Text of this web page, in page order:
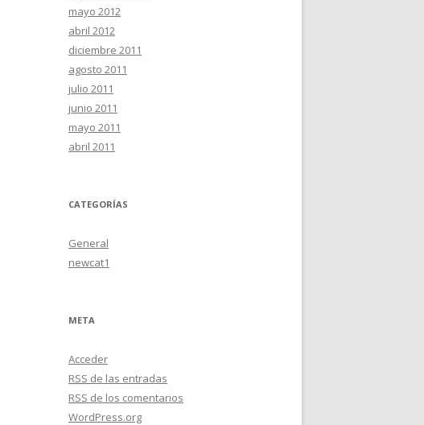
mayo 2012
abril 2012
diciembre 2011
agosto 2011
julio 2011
junio 2011
mayo 2011
abril 2011
CATEGORÍAS
General
newcat1
META
Acceder
RSS de las entradas
RSS de los comentarios
WordPress.org